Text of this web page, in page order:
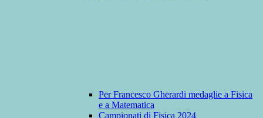
Per Francesco Gherardi medaglie a Fisica
e a Matematica
Campionati di Fisica 2024